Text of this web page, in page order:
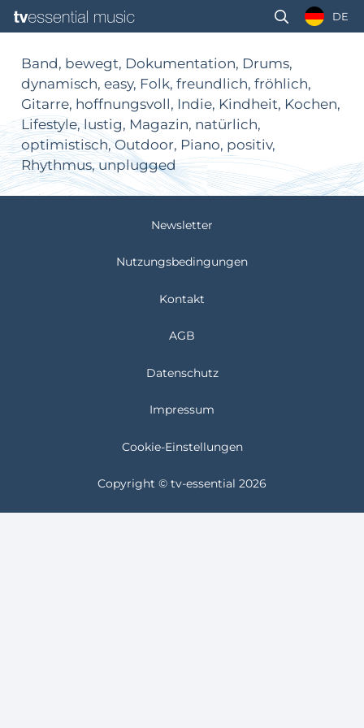
DE
Band, bewegt, Dokumentation, Drums,
dynamisch, easy, Folk, freundlich, fröhlich,
Gitarre, hoffnungsvoll, Indie, Kindheit, Kochen,
Lifestyle, lustig, Magazin, natürlich,
optimistisch, Outdoor, Piano, positiv,
Rhythmus, unplugged
Newsletter
Nutzungsbedingungen
Kontakt
AGB
Datenschutz
Impressum
Cookie-Einstellungen
Copyright © tv-essential 2026